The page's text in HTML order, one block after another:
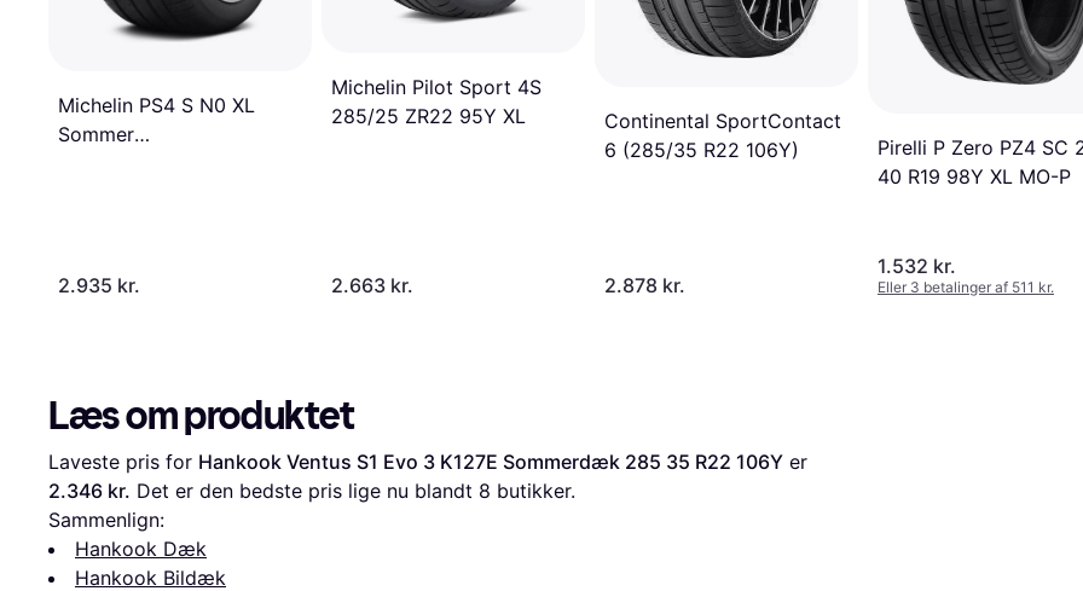
Michelin PS4 S N0 XL
Sommer
2.935 kr.
Michelin Pilot Sport 4S
285/25 ZR22 95Y XL
2.663 kr.
Continental SportContact
6 (285/35 R22 106Y)
2.878 kr.
Pirelli P Zero PZ4 SC
40 R19 98Y XL MO-P
1.532 kr.
Eller 3 betalinger af 511 kr.
Læs om produktet
Laveste pris for Hankook Ventus S1 Evo 3 K127E Sommerdæk 285 35 R22 106Y
2.346 kr. Det er den bedste pris lige nu blandt 8 butikker.
Sammenlign:
Hankook Dæk
Hankook Bildæk